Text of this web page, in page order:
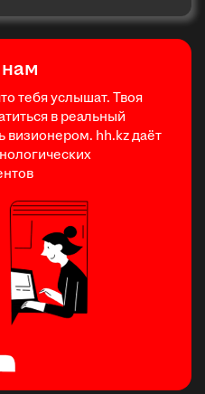
тебя услышат. Твоя
в реальный
визионером. hh.kz даёт